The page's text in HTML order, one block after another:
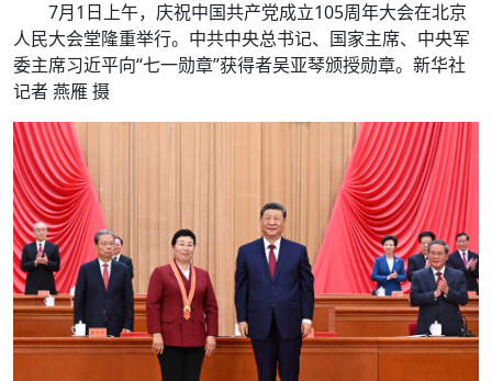
7月1日上午，庆祝中国共产党成立105周年大会在北京
人民大会堂隆重举行。中共中央总书记、国家主席、中央军
委主席习近平向“七一勋章”获得者吴亚琴颁授勋章。新华社
记者 燕雁 摄